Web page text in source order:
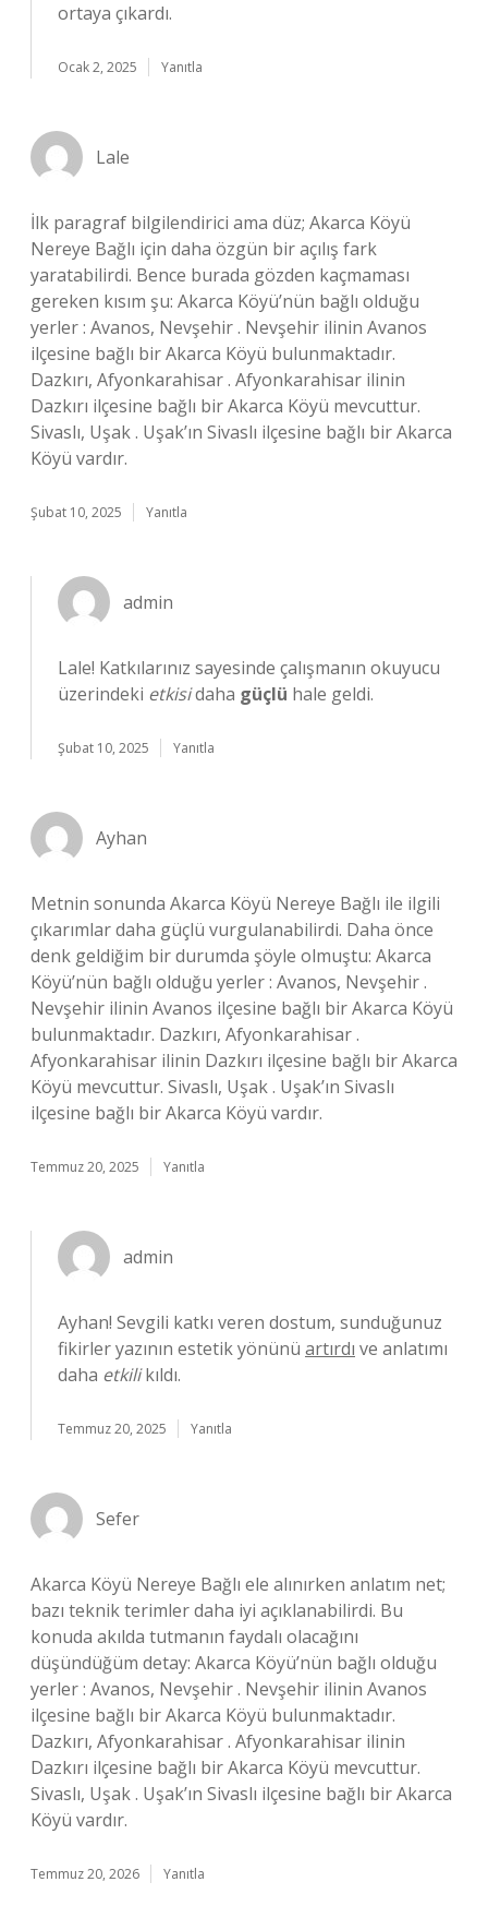
ortaya çıkardı.
Ocak 2, 2025 Yanıtla
Lale
İlk paragraf bilgilendirici ama düz; Akarca Köyü
Nereye Bağlı için daha özgün bir açılış fark
yaratabilirdi. Bence burada gözden kaçmaması
gereken kısım şu: Akarca Köyü’nün bağlı olduğu
yerler : Avanos, Nevşehir . Nevşehir ilinin Avanos
ilçesine bağlı bir Akarca Köyü bulunmaktadır.
Dazkırı, Afyonkarahisar . Afyonkarahisar ilinin
Dazkırı ilçesine bağlı bir Akarca Köyü mevcuttur.
Sivaslı, Uşak . Uşak’ın Sivaslı ilçesine bağlı bir Akarca
Köyü vardır.
Şubat 10, 2025 Yanıtla
admin
Lale! Katkılarınız sayesinde çalışmanın okuyucu
üzerindeki etkisidaha güçlü hale geldi.
Şubat 10, 2025 Yanıtla
Ayhan
Metnin sonunda Akarca Köyü Nereye Bağlı ile ilgili
çıkarımlar daha güçlü vurgulanabilirdi. Daha önce
denk geldiğim bir durumda şöyle olmuştu: Akarca
Köyü’nün bağlı olduğu yerler : Avanos, Nevşehir .
Nevşehir ilinin Avanos ilçesine bağlı bir Akarca Köyü
bulunmaktadır. Dazkırı, Afyonkarahisar .
Afyonkarahisar ilinin Dazkırı ilçesine bağlı bir Akarca
Köyü mevcuttur. Sivaslı, Uşak . Uşak’ın Sivaslı
ilçesine bağlı bir Akarca Köyü vardır.
Temmuz 20, 2025 Yanıtla
admin
Ayhan! Sevgili katkı veren dostum, sunduğunuz
fikirler yazının estetik yönünü artırdı ve anlatımı
daha etkilikıldı.
Temmuz 20, 2025 Yanıtla
Sefer
Akarca Köyü Nereye Bağlı ele alınırken anlatım net;
bazı teknik terimler daha iyi açıklanabilirdi. Bu
konuda akılda tutmanın faydalı olacağını
düşündüğüm detay: Akarca Köyü’nün bağlı olduğu
yerler : Avanos, Nevşehir . Nevşehir ilinin Avanos
ilçesine bağlı bir Akarca Köyü bulunmaktadır.
Dazkırı, Afyonkarahisar . Afyonkarahisar ilinin
Dazkırı ilçesine bağlı bir Akarca Köyü mevcuttur.
Sivaslı, Uşak . Uşak’ın Sivaslı ilçesine bağlı bir Akarca
Köyü vardır.
Temmuz 20, 2026 Yanıtla